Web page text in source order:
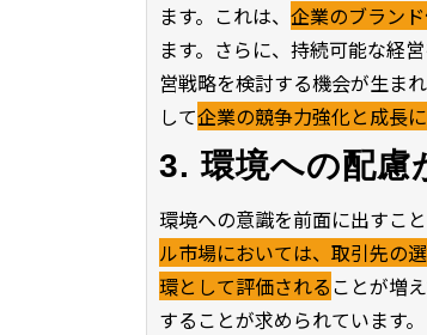
ます。これは、 企業のブラン
ます。さらに、持続可能な経
営戦略を検討する機会が生ま
して企業の競争力強化と成長
3. 環境への配慮
環境への意識を前面に出すこ
ル市場においては、取引先の
環として評価されることが増
することが求められています。